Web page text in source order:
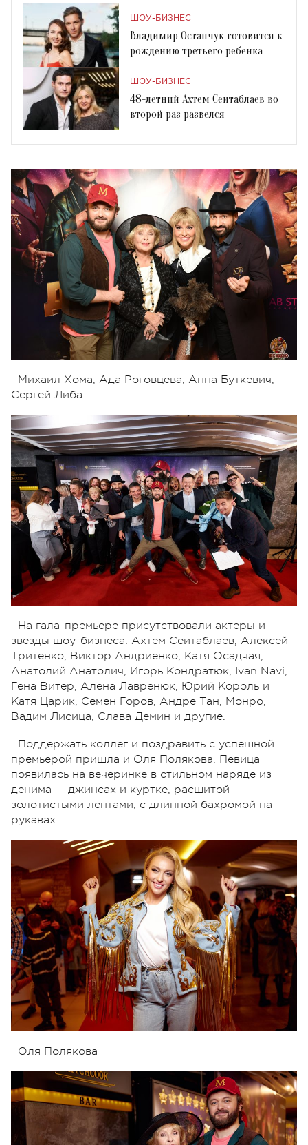
ШОУ-БИЗНЕС
Владимир Остапчук готовится к
рождению третьего ребенка
ШОУ-БИЗНЕС
48-летний Ахтем Сеитаблаев во
второй раз развелся
Михаил Хома, Ада Роговцева, Анна Буткевич,
Сергей Либа
На гала-премьере присутствовали актеры и
звезды шоу-бизнеса: Ахтем Сеитаблаев, Алексей
Тритенко, Виктор Андриенко, Катя Осадчая,
Анатолий Анатолич, Игорь Кондратюк, Ivan Navi,
Гена Витер, Алена Лавренюк, Юрий Король и
Катя Царик, Семен Горов, Андре Тан, Монро,
Вадим Лисица, Слава Демин и другие.
Поддержать коллег и поздравить с успешной
премьерой пришла и Оля Полякова. Певица
появилась на вечеринке в стильном наряде из
денима — джинсах и куртке, расшитой
золотистыми лентами, с длинной бахромой на
рукавах.
Оля Полякова